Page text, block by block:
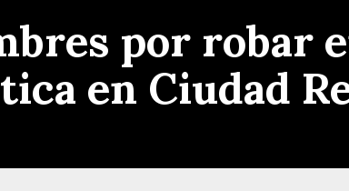
por robar
en Ciudad